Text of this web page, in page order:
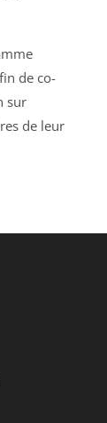
de co-
sur
de leur